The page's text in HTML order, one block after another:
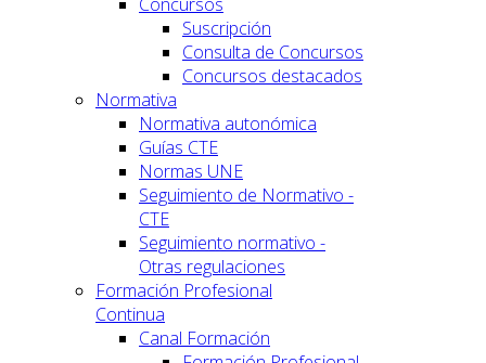
Suscripción
Consulta de Concursos
Concursos destacados
Normativa
Normativa autonómica
Guías CTE
Normas UNE
Seguimiento de Normativo -
CTE
Seguimiento normativo -
Otras regulaciones
Formación Profesional
Continua
Canal Formación